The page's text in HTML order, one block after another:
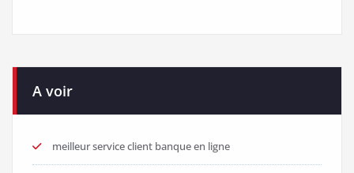
A voir
meilleur service client banque en ligne